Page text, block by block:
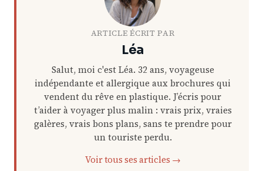
ARTICLE ÉCRIT PAR
Léa
Salut, moi c'est Léa. 32 ans, voyageuse
indépendante et allergique aux brochures qui
vendent du rêve en plastique. J’écris pour
t’aider à voyager plus malin : vrais prix, vraies
galères, vrais bons plans, sans te prendre pour
un touriste perdu.
Voir tous ses articles →